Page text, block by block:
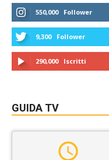
550,000 Follower
9,300 Follower
290,000 Iscritti
GUIDA TV